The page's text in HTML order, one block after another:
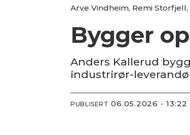
Arve Vindheim, Remi
Bygger
Anders Kallerud
industrirør-
PUBLISERT 06.05.2026 - 13:22